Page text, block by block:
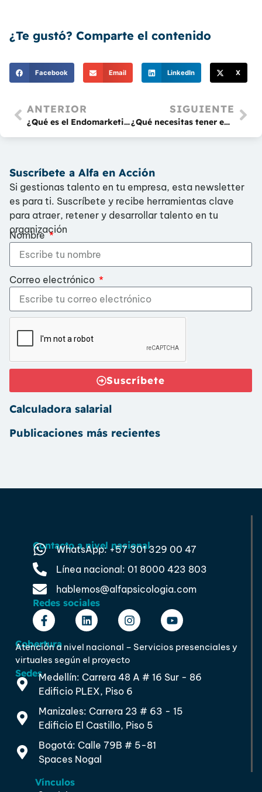
¿Te gustó? Comparte el contenido
Facebook Email LinkedIn X
ANTERIOR
¿Qué es el Endomarketing y cómo puede beneficiar a tu empresa? (Primera parte)
SIGUIENTE
¿Qué necesitas tener en cuenta para la creación de tu plan de Endomarketing? (Segunda parte)
Suscríbete a Alfa en Acción
Si gestionas talento en tu empresa, esta newsletter
es para ti. Suscríbete y recibe herramientas clave
para atraer, retener y desarrollar talento en tu
organización
Nombre
Correo electrónico
Suscríbete
Calculadora salarial
Publicaciones más recientes
Contacto a nivel nacional
WhatsApp: +57 301 329 00 47
Línea nacional: 01 8000 423 803
hablemos@alfapsicologia.com
Redes sociales
Cobertura
Atención a nivel nacional – Servicios presenciales y
virtuales según el proyecto
SedesMedellín: Carrera 48 A # 16 Sur - 86
Edificio PLEX, Piso 6
Manizales: Carrera 23 # 63 - 15
Edificio El Castillo, Piso 5
Bogotá: Calle 79B # 5-81
Spaces Nogal
Vínculos